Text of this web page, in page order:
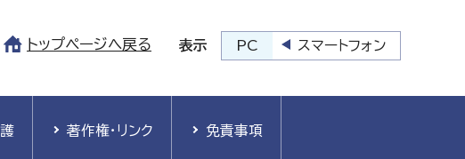
トップページへ戻る 表示 PC スマートフォン
著作権・リンク 免責事項